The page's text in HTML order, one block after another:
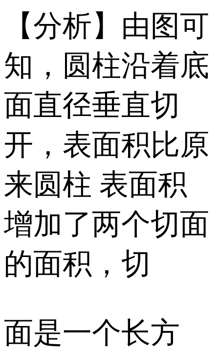
【分析】由图可
知，圆柱沿着底
面直径垂直切
开，表面积比原
来圆柱 表面积
增加了两个切面
的面积，切
面是一个长方